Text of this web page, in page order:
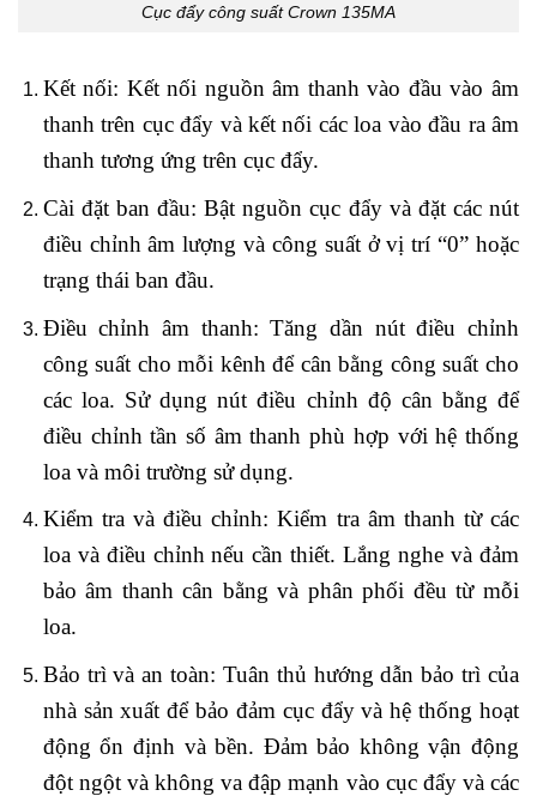
Cục đẩy công suất Crown 135MA
Kết nối: Kết nối nguồn âm thanh vào đầu vào âm
thanh trên cục đẩy và kết nối các loa vào đầu ra âm
thanh tương ứng trên cục đẩy.
Cài đặt ban đầu: Bật nguồn cục đẩy và đặt các nút
điều chỉnh âm lượng và công suất ở vị trí “0” hoặc
trạng thái ban đầu.
Điều chỉnh âm thanh: Tăng dần nút điều chỉnh
công suất cho mỗi kênh để cân bằng công suất cho
các loa. Sử dụng nút điều chỉnh độ cân bằng để
điều chỉnh tần số âm thanh phù hợp với hệ thống
loa và môi trường sử dụng.
Kiểm tra và điều chỉnh: Kiểm tra âm thanh từ các
loa và điều chỉnh nếu cần thiết. Lắng nghe và đảm
bảo âm thanh cân bằng và phân phối đều từ mỗi
loa.
Bảo trì và an toàn: Tuân thủ hướng dẫn bảo trì của
nhà sản xuất để bảo đảm cục đẩy và hệ thống hoạt
động ổn định và bền. Đảm bảo không vận động
đột ngột và không va đập mạnh vào cục đẩy và các